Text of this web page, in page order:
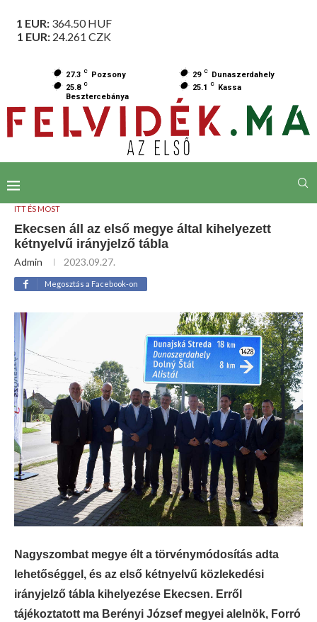
1 EUR: 364.50HUF
1 EUR: 24.261 CZK
27.3 C Pozsony 29 C
Dunaszerdahely
25.8 C
Besztercebánya
25.1 C Kassa
ITT ÉS MOST
Ekecsen áll az első megye által kihelyezett
kétnyelvű irányjelző tábla
Admin 2023.09.27.
Megosztás a Facebook-on
Nagyszombat megye élt a törvénymódosítás adta
lehetőséggel, és az első kétnyelvű közlekedési
irányjelző tábla kihelyezése Ekecsen. Erről
tájékoztatott ma Berényi József megyei alelnök, Forró